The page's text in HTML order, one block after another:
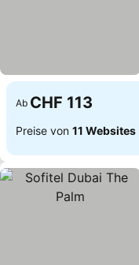
Ab CHF 113
Preise von 11 Websites